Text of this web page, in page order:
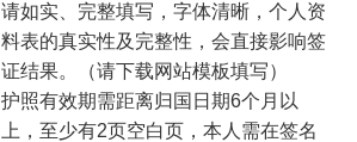
请如实、完整填写，字体清晰，个人资
料表的真实性及完整性，会直接影响签
证结果。（请下载网站模板填写）
护照有效期需距离归国日期6个月以
上，至少有2页空白页，本人需在签名